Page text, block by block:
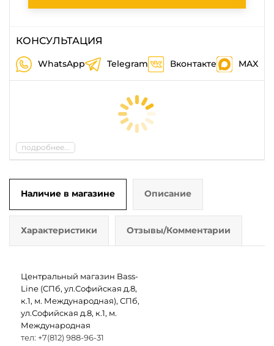
КОНСУЛЬТАЦИЯ
WhatsApp Telegram Вконтакте MAX
подробнее...
Наличие в магазине Описание
Характеристики Отзывы/Комментарии
Центральный магазин Bass-
Line (СПб, ул.Софийская д.8,
к.1, м. Международная), СПб,
ул.Софийская д.8, к.1, м.
Международная
тел: +7(812) 988-96-31